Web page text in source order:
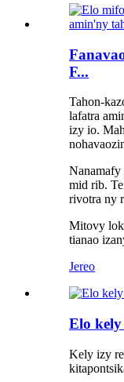
F...
Tahon-
lafatra
izy io.
Nanamafy
mid rib.
rivotra ny
Mitovy
tianao
Jereo
Elo
Kely izy